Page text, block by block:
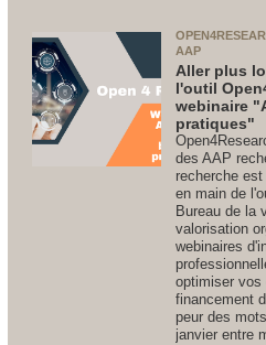
AAP
Aller plus
l'outil
webinaire
pratiques"
des AAP
recherche
en main de
Bureau de la
valorisation
webinaires
optimiser vos
financement
peur des
janvier entre